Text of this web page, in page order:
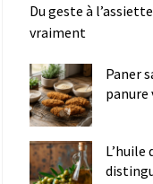
Du geste à
vraiment
Paner
L’huile